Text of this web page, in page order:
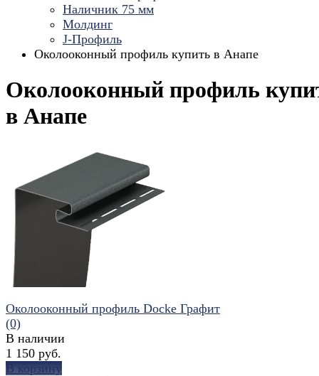
Наличник 75 мм
Молдинг
J-Профиль
Околооконный профиль купить в Анапе
Околооконный профиль
в Анапе
Околооконный профиль Docke Графит
(0)
В наличии
1 150 руб.
В корзину